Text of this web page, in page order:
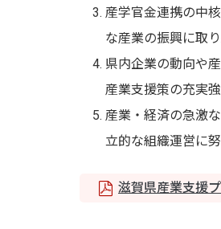
産学官金連携の中
な産業の振興に取り
県内企業の動向や
産業支援策の充実強
産業・経済の急激
立的な組織運営に努
滋賀県産業支援